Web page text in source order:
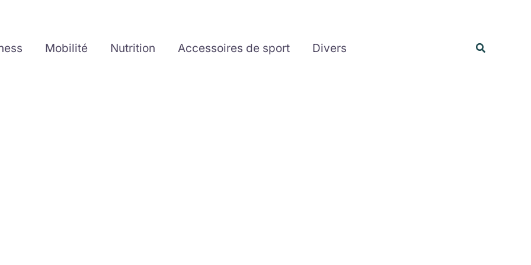
Mobilité Nutrition Accessoires de sport Divers